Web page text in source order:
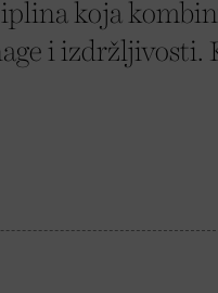
koja
i